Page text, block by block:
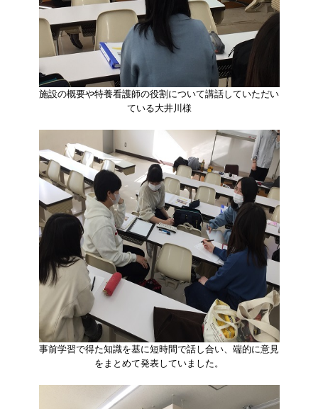
施設の概要や特養看護師の役割について講話していただい
ている大井川様
事前学習で得た知識を基に短時間で話し合い、端的に意見
をまとめて発表していました。